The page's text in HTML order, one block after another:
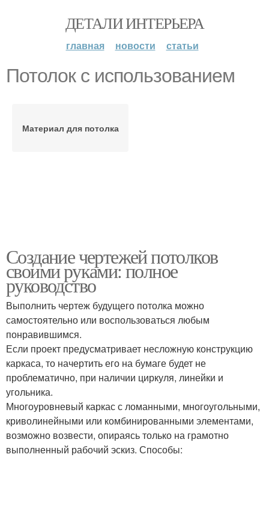
ДЕТАЛИ ИНТЕРЬЕРА
главная новости статьи
Потолок с использованием
Материал для потолка
Создание чертежей потолков
своими руками: полное
руководство
Выполнить чертеж будущего потолка можно
самостоятельно или воспользоваться любым
понравившимся.
Если проект предусматривает несложную конструкцию
каркаса, то начертить его на бумаге будет не
проблематично, при наличии циркуля, линейки и
угольника.
Многоуровневый каркас с ломанными, многоугольными,
криволинейными или комбинированными элементами,
возможно возвести, опираясь только на грамотно
выполненный рабочий эскиз. Способы: